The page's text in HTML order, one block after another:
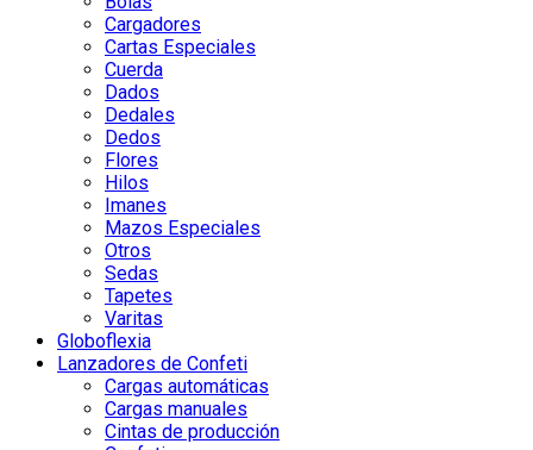
Cargadores
Cartas Especiales
Cuerda
Dados
Dedales
Dedos
Flores
Hilos
Imanes
Mazos Especiales
Otros
Sedas
Tapetes
Varitas
Globoflexia
Lanzadores de Confeti
Cargas automáticas
Cargas manuales
Cintas de producción